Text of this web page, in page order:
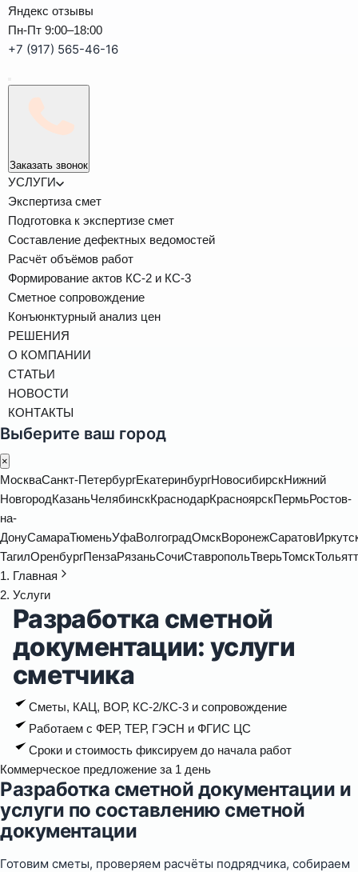
Яндекс отзывы
Пн-Пт 9:00–18:00
+7 (917) 565-46-16
Заказать звонок
УСЛУГИ
Экспертиза смет
Подготовка к экспертизе смет
Составление дефектных ведомостей
Расчёт объёмов работ
Формирование актов КС-2 и КС-3
Сметное сопровождение
Конъюнктурный анализ цен
РЕШЕНИЯ
О КОМПАНИИ
СТАТЬИ
НОВОСТИ
КОНТАКТЫ
Выберите ваш город
×
МоскваСанкт-ПетербургЕкатеринбургНовосибирскНижний
НовгородКазаньЧелябинскКраснодарКрасноярскПермьРостов-
на-
ДонуСамараТюменьУфаВолгоградОмскВоронежСаратов
ТагилОренбургПензаРязаньСочиСтавропольТверьТомск
Главная
Услуги
Разработка сметной
документации: услуги
сметчика
Сметы, КАЦ, ВОР, КС-2/КС-3 и сопровождение
Работаем с ФЕР, ТЕР, ГЭСН и ФГИС ЦС
Сроки и стоимость фиксируем до начала работ
Коммерческое предложение за 1 день
Разработка сметной документации и
услуги по составлению сметной
документации
Готовим сметы, проверяем расчёты подрядчика, собираем